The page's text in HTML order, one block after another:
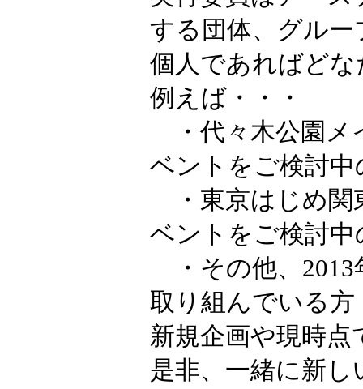
する団体、グルー
個人であればど
例えば・・・
・代々木公園メ
ベントをご検討中
・東京はじめ関
ベントをご検討中
・その他、2013
取り組んでいる方
新規企画や現時
是非、一緒に新